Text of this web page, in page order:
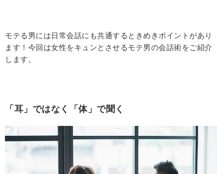
モテる男には日常会話にも共通するときめきポイントがあり
ます！今回は女性をキュンとさせるモテ男の会話術をご紹介
します。
「耳」ではなく「体」で聞く